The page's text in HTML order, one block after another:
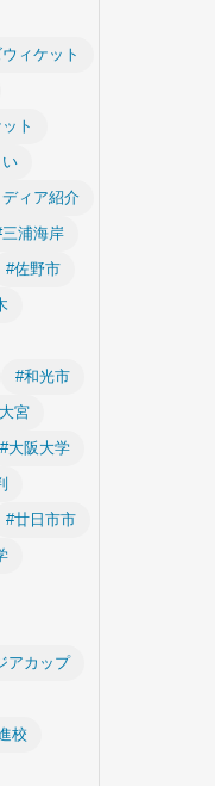
ィケット
ト
ィア紹介
三浦海岸
#佐野市
#和光市
宮
#大阪大学
#廿日市市
アカップ
校